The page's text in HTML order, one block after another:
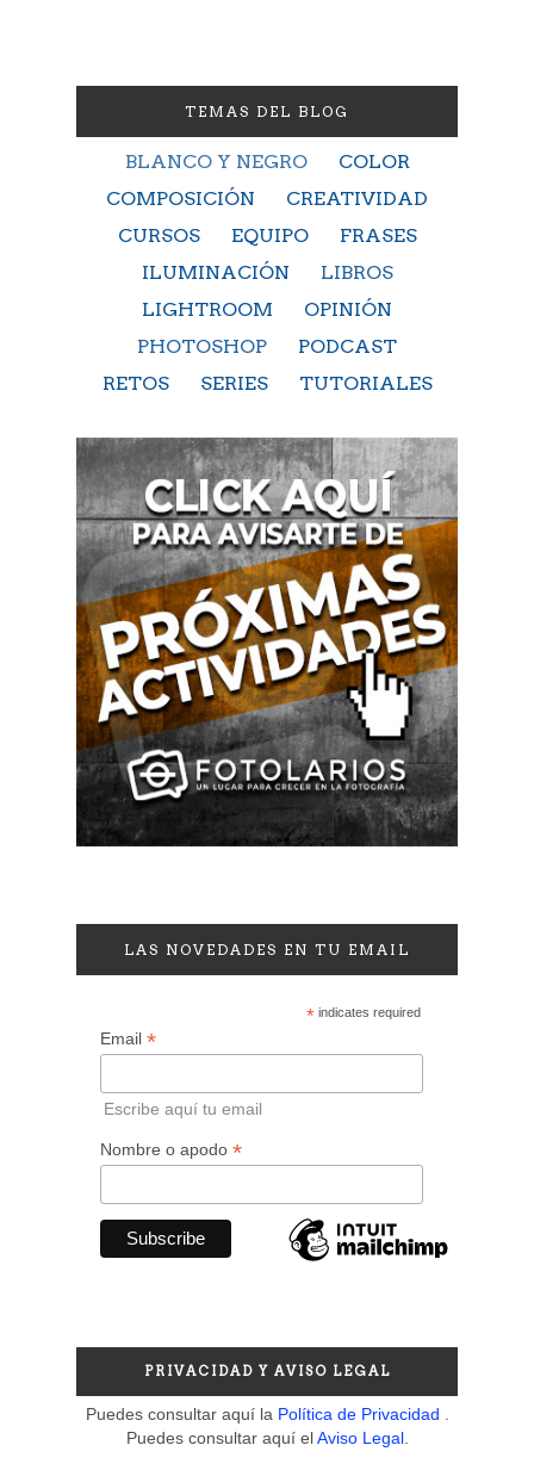
TEMAS DEL BLOG
BLANCO Y NEGRO
COLOR
COMPOSICIÓN
CREATIVIDAD
CURSOS
EQUIPO
FRASES
ILUMINACIÓN
LIBROS
LIGHTROOM
OPINIÓN
PHOTOSHOP
PODCAST
RETOS
SERIES TUTORIALES
LAS NOVEDADES EN TU EMAIL
*indicates required
Email *
Escribe aquí tu email
Nombre o apodo *
PRIVACIDAD Y AVISO LEGAL
Puedes consultar aquí la Política de Privacidad .
Puedes consultar aquí elAviso Legal.